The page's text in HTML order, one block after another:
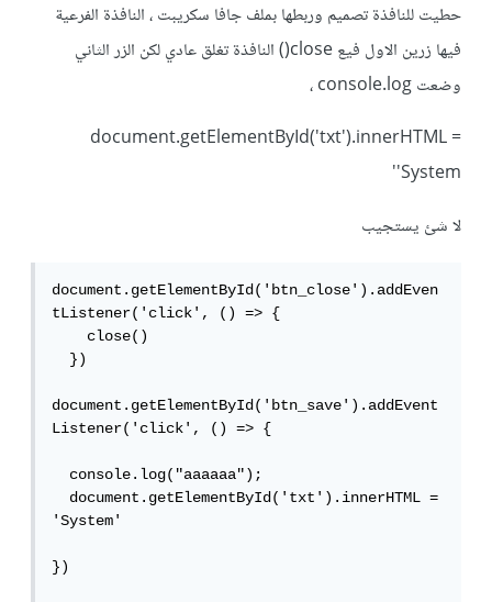
حطيت للنافذة تصميم وربطها بملف جافا سكريبت ، النافذة الفرعية
فيها زرين الاول فيع close() النافذة تغلق عادي لكن الزر الثاني
وضعت console.log ،
document.getElementById('txt').innerHTML =
'System'
لا شئ يستجيب
document.getElementById('btn_close').addEven
tListener('click', () => {
    close()
  })
document.getElementById('btn_save').addEvent
Listener('click', () => {
  console.log("aaaaaa");
  document.getElementById('txt').innerHTML =
'System'
})